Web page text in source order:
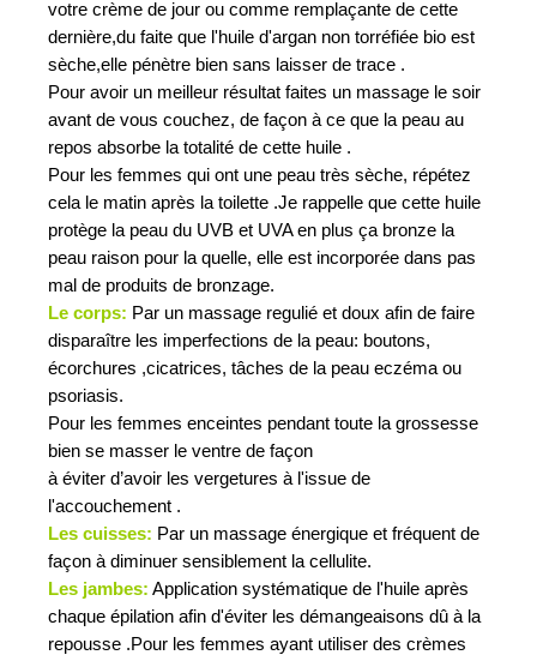
votre crème de jour ou comme remplaçante de cette
dernière,du faite que l'huile d'argan non torréfiée bio est
sèche,elle pénètre bien sans laisser de trace .
Pour avoir un meilleur résultat faites un massage le soir
avant de vous couchez, de façon à ce que la peau au
repos absorbe la totalité de cette huile .
Pour les femmes qui ont une peau très sèche, répétez
cela le matin après la toilette .Je rappelle que cette huile
protège la peau du UVB et UVA en plus ça bronze la
peau raison pour la quelle, elle est incorporée dans pas
mal de produits de bronzage.
Le corps: Par un massage regulié et doux afin de faire
disparaître les imperfections de la peau: boutons,
écorchures ,cicatrices, tâches de la peau eczéma ou
psoriasis.
Pour les femmes enceintes pendant toute la grossesse
bien se masser le ventre de façon
à éviter d’avoir les vergetures à l'issue de
l'accouchement .
Les cuisses: Par un massage énergique et fréquent de
façon à diminuer sensiblement la cellulite.
Les jambes: Application systématique de l'huile après
chaque épilation afin d'éviter les démangeaisons dû à la
repousse .Pour les femmes ayant utiliser des crèmes